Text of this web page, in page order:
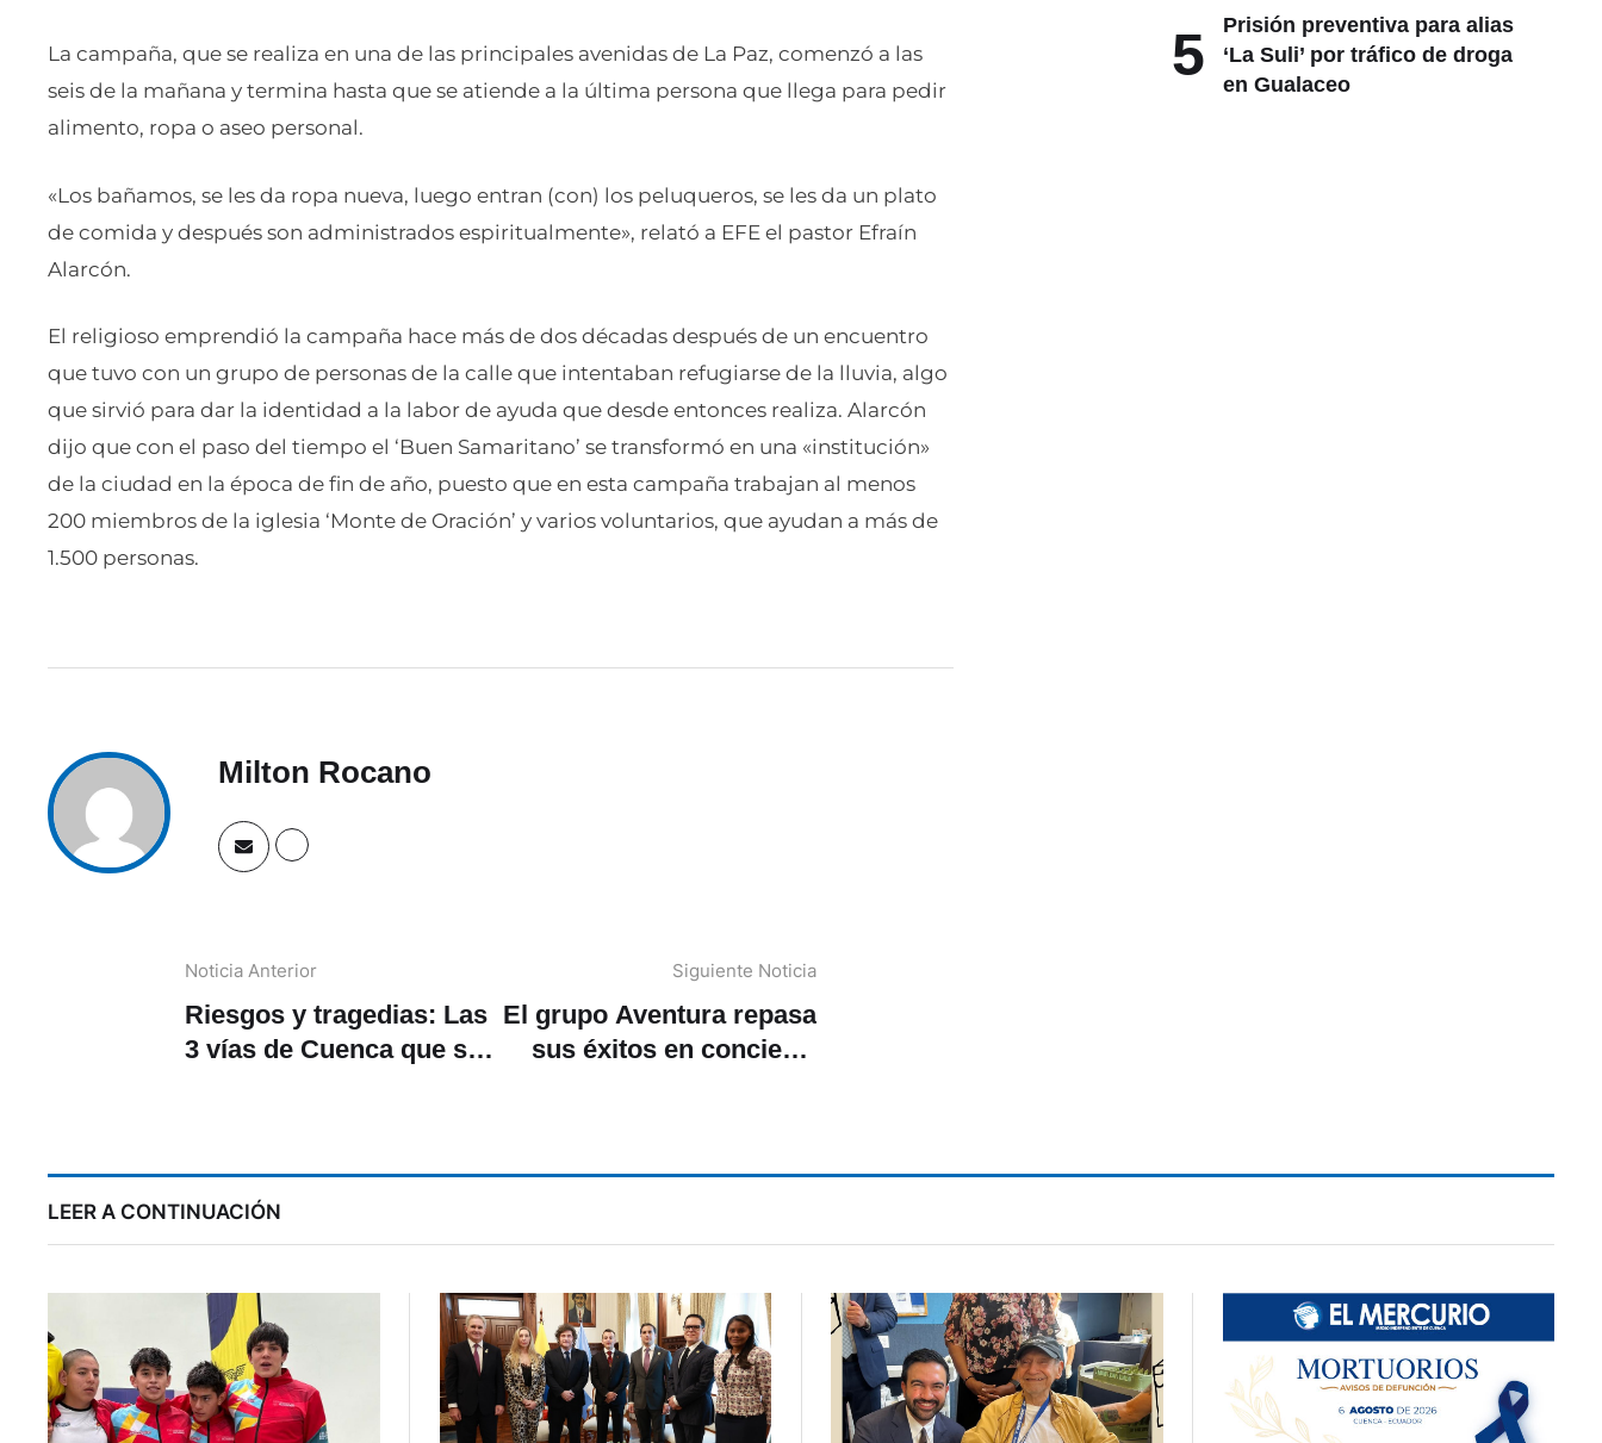
La campaña, que se realiza en una de las principales avenidas de La Paz, comenzó a las
seis de la mañana y termina hasta que se atiende a la última persona que llega para pedir
alimento, ropa o aseo personal.
«Los bañamos, se les da ropa nueva, luego entran (con) los peluqueros, se les da un plato
de comida y después son administrados espiritualmente», relató a EFE el pastor Efraín
Alarcón.
El religioso emprendió la campaña hace más de dos décadas después de un encuentro
que tuvo con un grupo de personas de la calle que intentaban refugiarse de la lluvia, algo
que sirvió para dar la identidad a la labor de ayuda que desde entonces realiza. Alarcón
dijo que con el paso del tiempo el ‘Buen Samaritano’ se transformó en una «institución»
de la ciudad en la época de fin de año, puesto que en esta campaña trabajan al menos
200 miembros de la iglesia ‘Monte de Oración’ y varios voluntarios, que ayudan a más de
1.500 personas.
Milton Rocano
Noticia Anterior
Riesgos y tragedias: Las
3 vías de Cuenca que se
Siguiente Noticia
El grupo Aventura repasa
sus éxitos en concierto
5
Prisión preventiva para alias
‘La Suli’ por tráfico de droga
en Gualaceo
LEER A CONTINUACIÓN